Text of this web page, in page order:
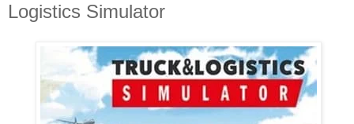
Logistics Simulator